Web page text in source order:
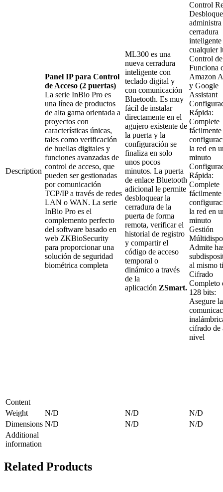
Description
Panel IP para Control
de Acceso (2 puertas)
La serie InBio Pro es
una línea de productos
de alta gama orientada a
proyectos con
características únicas,
tales como verificación
de huellas digitales y
funciones avanzadas de
control de acceso, que
pueden ser gestionadas
por comunicación
TCP/IP a través de redes
LAN o WAN. La serie
InBio Pro es el
complemento perfecto
del software basado en
web ZKBioSecurity
para proporcionar una
solución de seguridad
biométrica completa
ML300 es una
nueva cerradura
inteligente con
teclado digital y
con comunicación
Bluetooth. Es muy
fácil de instalar
directamente en el
agujero existente de
la puerta y la
configuración se
finaliza en solo
unos pocos
minutos. La puerta
de enlace Bluetooth
adicional le permite
desbloquear la
cerradura de la
puerta de forma
remota, verificar el
historial de registro
y compartir el
código de acceso
temporal o
dinámico a través
de la
aplicación ZSmart.
Control
administra
cerradura
inteligente
cualquier
Control
Funciona
Amazon
y Google
Assistant
Rápida:
Complete
fácilmente
la red en
minuto
Rápida:
Complete
fácilmente
la red en
minuto
Gestión
Admite
al mismo
Cifrado
Completo
128 bits:
Asegure la
cifrado de
nivel
Content
Weight
N/D N/D
N/D
Dimensions N/D N/D
N/D
Additional
information
Related Products